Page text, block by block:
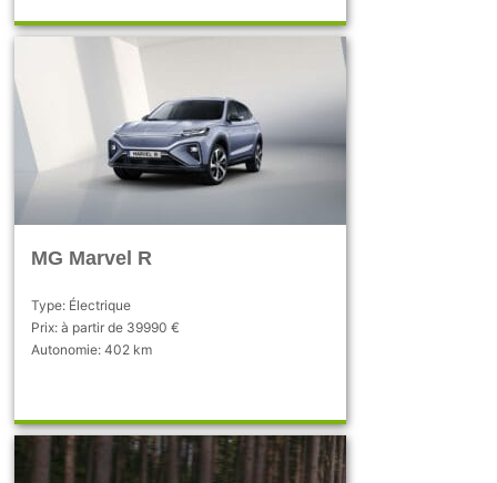
MG Marvel R
Type: Électrique
Prix: à partir de 39990 €
Autonomie: 402 km